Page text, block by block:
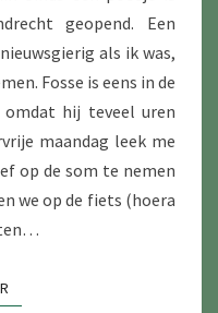
geopend. Een
als ik was,
Fosse is eens in de
omdat hij teveel uren
maandag leek me
op de som te nemen
we op de fiets (hoera
LEES MEER